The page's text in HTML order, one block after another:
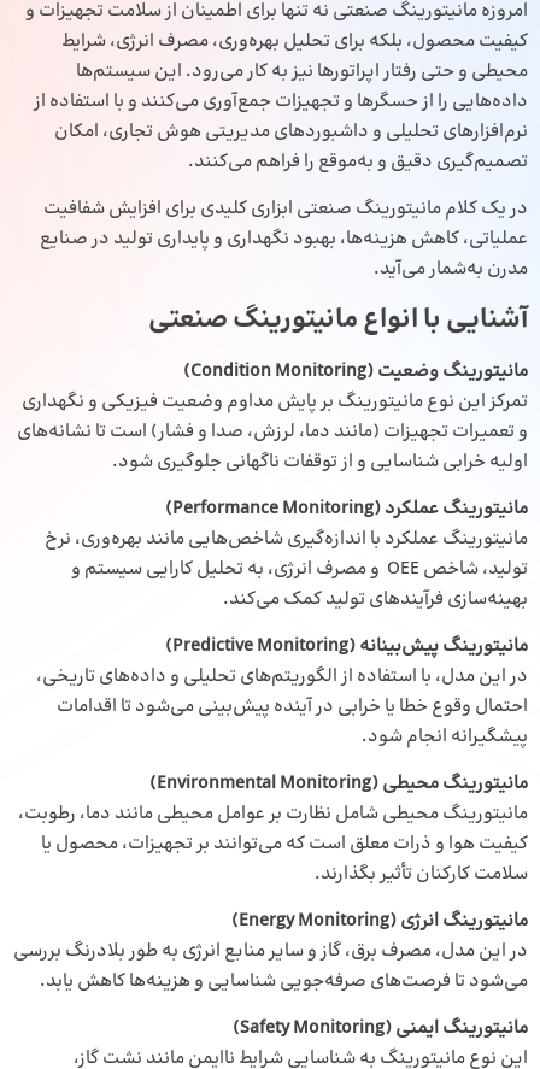
امروزه مانیتورینگ صنعتی نه ‌تنها برای اطمینان از سلامت تجهیزات و
کیفیت محصول، بلکه برای تحلیل بهره‌وری، مصرف انرژی، شرایط
محیطی و حتی رفتار اپراتورها نیز به‌ کار می‌رود. این سیستم‌ها
داده‌هایی را از حسگرها و تجهیزات جمع‌آوری می‌کنند و با استفاده از
نرم‌افزارهای تحلیلی و داشبوردهای مدیریتی هوش تجاری، امکان
تصمیم‌گیری دقیق و به‌موقع را فراهم می‌کنند.
در یک کلام مانیتورینگ صنعتی ابزاری کلیدی برای افزایش شفافیت
عملیاتی، کاهش هزینه‌ها، بهبود نگهداری و پایداری تولید در صنایع
مدرن به‌شمار می‌آید.
آشنایی با انواع مانیتورینگ صنعتی
مانیتورینگ وضعیت(Condition Monitoring)
تمرکز این نوع مانیتورینگ بر پایش مداوم وضعیت فیزیکی و نگهداری
و تعمیرات تجهیزات (مانند دما، لرزش، صدا و فشار) است تا نشانه‌های
اولیه خرابی شناسایی و از توقفات ناگهانی جلوگیری شود.
مانیتورینگ عملکرد(Performance Monitoring)
مانیتورینگ عملکرد با اندازه‌گیری شاخص‌هایی مانند بهره‌وری، نرخ
تولید، شاخص OEE و مصرف انرژی، به تحلیل کارایی سیستم و
بهینه‌سازی فرآیندهای تولید کمک می‌کند.
مانیتورینگ پیش‌بینانه(Predictive Monitoring)
در این مدل، با استفاده از الگوریتم‌های تحلیلی و داده‌های تاریخی،
احتمال وقوع خطا یا خرابی در آینده پیش‌بینی می‌شود تا اقدامات
پیشگیرانه انجام شود.
مانیتورینگ محیطی(Environmental Monitoring)
مانیتورینگ محیطی شامل نظارت بر عوامل محیطی مانند دما، رطوبت،
کیفیت هوا و ذرات معلق است که می‌توانند بر تجهیزات، محصول یا
سلامت کارکنان تأثیر بگذارند.
مانیتورینگ انرژی(Energy Monitoring)
در این مدل، مصرف برق، گاز و سایر منابع انرژی به طور بلادرنگ بررسی
می‌شود تا فرصت‌های صرفه‌جویی شناسایی و هزینه‌ها کاهش یابد.
مانیتورینگ ایمنی(Safety Monitoring)
این نوع مانیتورینگ به شناسایی شرایط ناایمن مانند نشت گاز،